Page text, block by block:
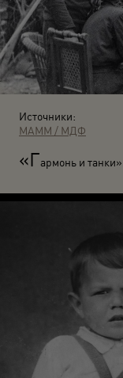
Источники:
МАММ / МДФ
«Гармонь и